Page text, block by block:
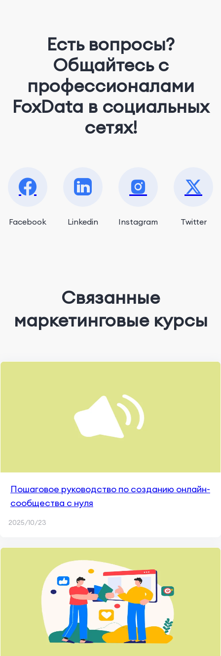
Есть вопросы?
Общайтесь с
профессионалами
FoxData в социальных
сетях!
Facebook Linkedin Instagram Twitter
Связанные
маркетинговые курсы
Пошаговое руководство по созданию онлайн-
сообщества с нуля
2025/10/23